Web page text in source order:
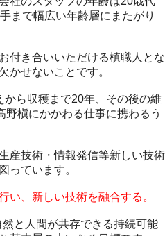
まで幅広い年齢層にまたがり
付き合いいただける槙職人とな
かせないことです。
ら収穫まで20年、その後の維
槇にかかわる仕事に携わるう
産技術・情報発信等新しい技術
っています。
い、新しい技術を融合する。
と人間が共存できる持続可能